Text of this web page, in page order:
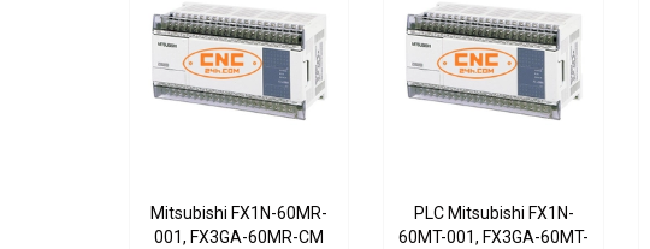
Mitsubishi FX1N-60MR-
001, FX3GA-60MR-CM
PLC Mitsubishi FX1N-
60MT-001, FX3GA-60MT-